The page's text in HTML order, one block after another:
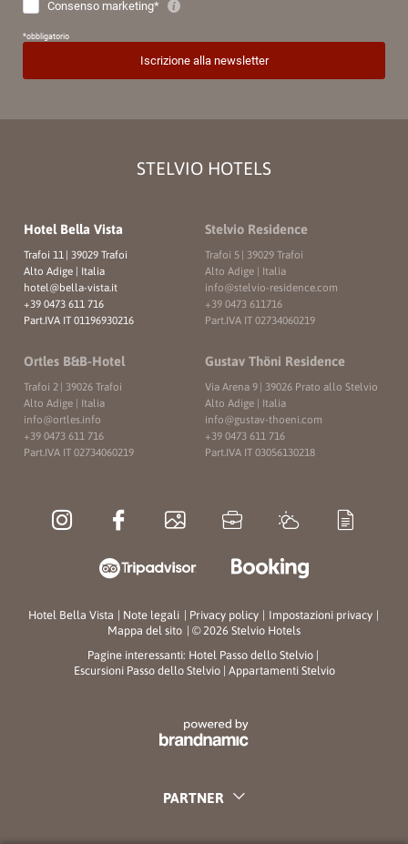
STELVIO HOTELS
Hotel Bella Vista
Trafoi 11 | 39029 Trafoi
Alto Adige | Italia
hotel@bella-vista.it
+39 0473 611 716
Part.IVA IT 01196930216
Stelvio Residence
Trafoi 5 | 39029 Trafoi
Alto Adige | Italia
info@stelvio-residence.com
+39 0473 611716
Part.IVA IT 02734060219
Ortles B&B-Hotel
Trafoi 2 | 39026 Trafoi
Alto Adige | Italia
info@ortles. info
+39 0473 611 716
Part.IVA IT 02734060219
Gustav Thöni Residence
Via Arena 9 | 39026 Prato allo Stelvio
Alto Adige | Italia
info@gustav-thoeni.com
+39 0473 611 716
Part.IVA IT 03056130218
Hotel Bella Vista | Note legali | Privacy policy | Impostazioni privacy |
Mappa del sito | © 2026 Stelvio Hotels
Pagine interessanti: Hotel Passo dello Stelvio|
Escursioni Passo dello Stelvio| Appartamenti Stelvio
PARTNER